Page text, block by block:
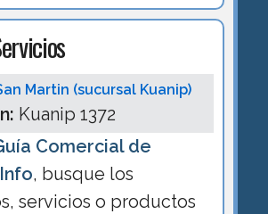
Martin (sucursal Kuanip)
Kuanip 1372
Comercial de
, busque los
servicios o productos